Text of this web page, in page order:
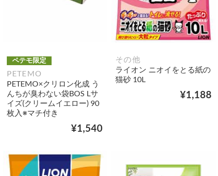
ペテモ限定
PETEMO
PETEMO×クリロン化成 う
んちが臭わない袋BOS Lサ
イズ(クリームイエロー) 90
枚入※マチ付き
¥1,540
その他
ライオン ニオイをとる紙の
猫砂 10L
¥1,188